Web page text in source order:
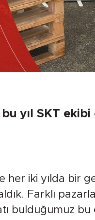
yıl SKT ekibi
her iki yılda bir
Farklı
bulduğumuz